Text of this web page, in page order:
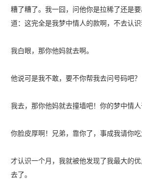
糟了糟了。我一囧，问他你是拉稀了还是
道：这完全是我梦中情人的款啊，不去认识
我白眼，那你他妈就去啊。
他说可是我不敢，要不你帮我去问号码吧？
我去，那你他妈就去撞墙吧！你的梦中情人
你脸皮厚啊！兄弟，靠你了，事成我请你吃
才认识一个月，我就被他发现了我最大的
去了。